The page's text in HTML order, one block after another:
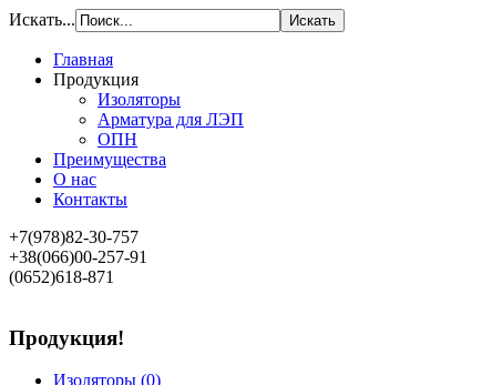
Искать...
Главная
Продукция
Изоляторы
Арматура для ЛЭП
ОПН
Преимущества
О нас
Контакты
+7(978)82-30-757
+38(066)00-257-91
(0652)618-871
Продукция!
Изоляторы (0)